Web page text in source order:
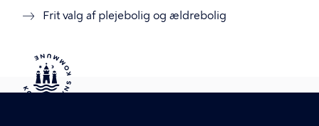
Frit valg af plejebolig og ældrebolig